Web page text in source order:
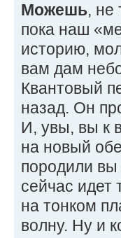
Можешь, не
пока наш
историю,
вам дам
Квантовый
назад. Он
И, увы, вы к
на новый
породили
сейчас идет
на тонком
волну. Ну и